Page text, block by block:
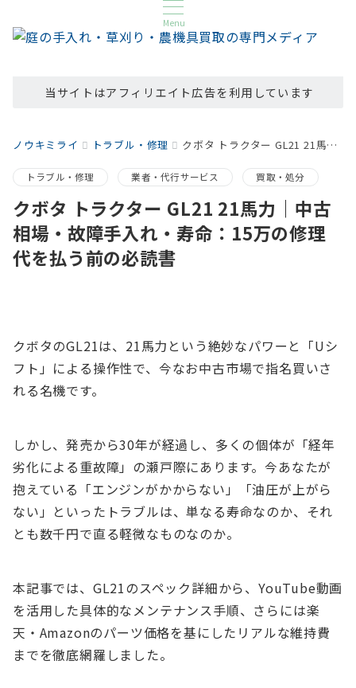
Menu
当サイトはアフィリエイト広告を利用しています
ノウキミライ トラブル・修理 クボタ トラクター GL21 21馬力｜中古相場・故障手入れ・寿命：15万の修理代を払う前の必読書
トラブル・修理 業者・代行サービス 買取・処分
クボタ トラクター GL21 21馬力｜中古
相場・故障手入れ・寿命：15万の修理
代を払う前の必読書
クボタのGL21は、21馬力という絶妙なパワーと「Uシ
フト」による操作性で、今なお中古市場で指名買いさ
れる名機です。
しかし、発売から30年が経過し、多くの個体が「経年
劣化による重故障」の瀬戸際にあります。今あなたが
抱えている「エンジンがかからない」「油圧が上がら
ない」といったトラブルは、単なる寿命なのか、それ
とも数千円で直る軽微なものなのか。
本記事では、GL21のスペック詳細から、YouTube動画
を活用した具体的なメンテナンス手順、さらには楽
天・Amazonのパーツ価格を基にしたリアルな維持費
までを徹底網羅しました。